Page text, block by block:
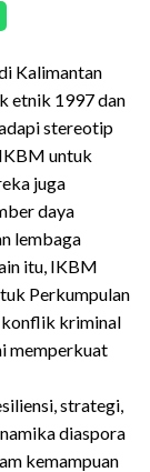
Kalimantan
etnik 1997 dan
stereotip
untuk
juga
daya
lembaga
itu, IKBM
Perkumpulan
konflik kriminal
memperkuat
strategi,
diaspora
kemampuan